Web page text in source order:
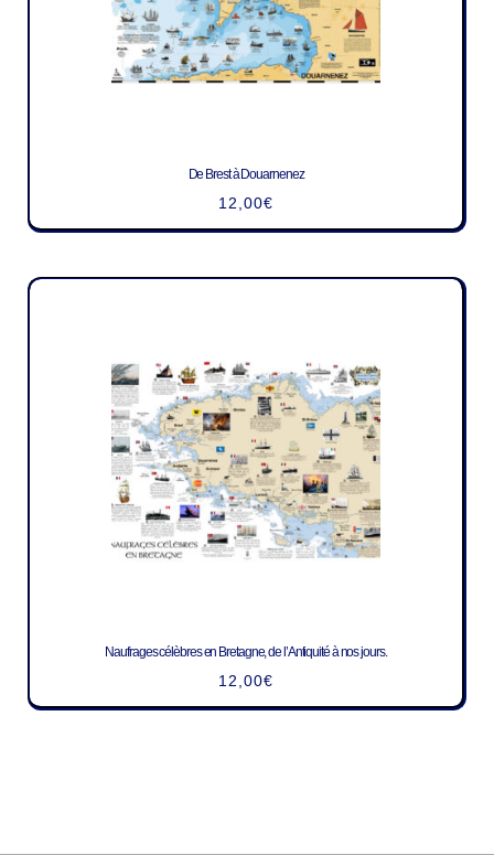
De Brest à Douarnenez
12,00€
Naufrages célèbres en Bretagne, de l’Antiquité à nos jours.
12,00€